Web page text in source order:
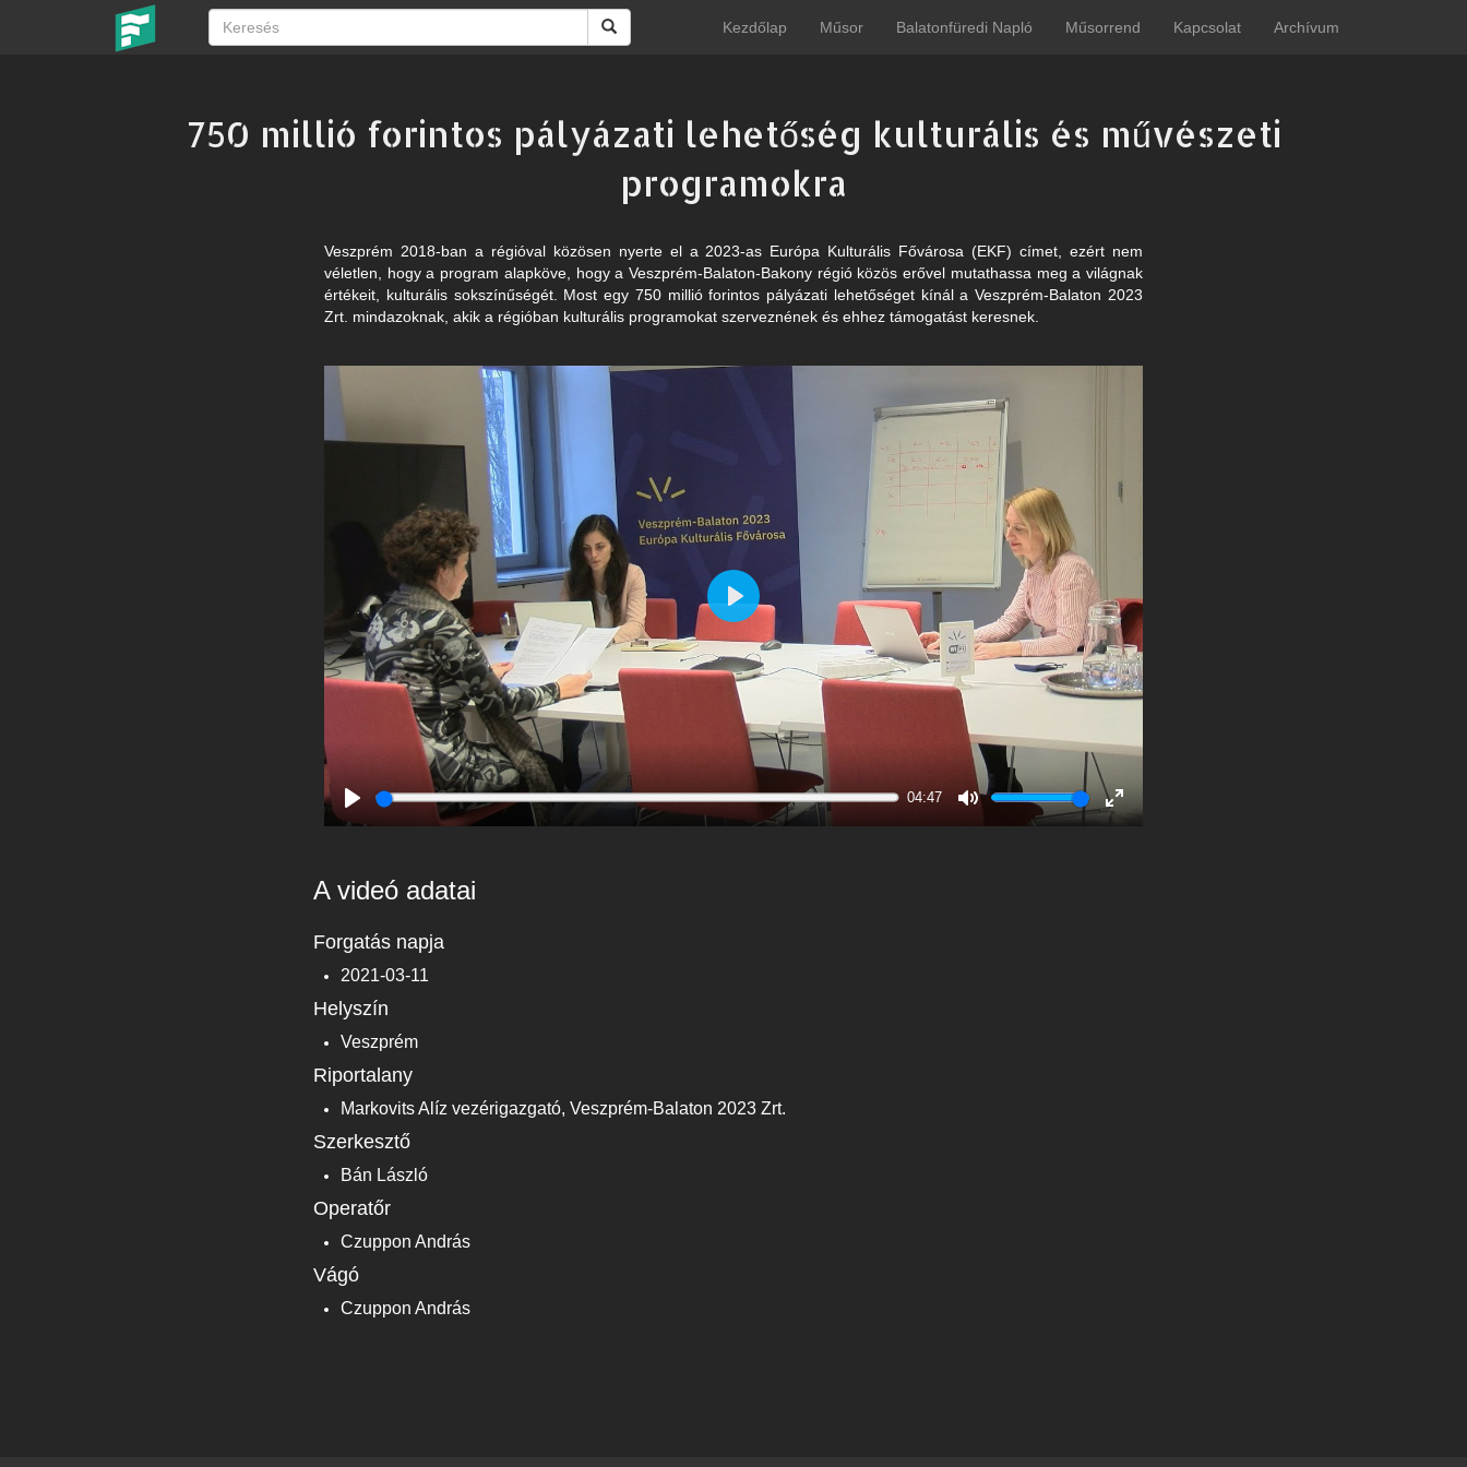
Kezdőlap Műsor Balatonfüredi Napló Műsorrend Kapcsolat Archívum
750 millió forintos pályázati lehetőség kulturális és művészeti
programokra
Veszprém 2018-ban a régióval közösen nyerte el a 2023-as Európa Kulturális Fővárosa (EKF) címet, ezért nem
véletlen, hogy a program alapköve, hogy a Veszprém-Balaton-Bakony régió közös erővel mutathassa meg a világnak
értékeit, kulturális sokszínűségét. Most egy 750 millió forintos pályázati lehetőséget kínál a Veszprém-Balaton 2023
Zrt. mindazoknak, akik a régióban kulturális programokat szerveznének és ehhez támogatást keresnek.
Play
04:47
Enter
Play
A videó adatai
Forgatás napja
2021-03-11
Helyszín
Veszprém
Riportalany
Markovits Alíz vezérigazgató, Veszprém-Balaton 2023 Zrt.
Szerkesztő
Bán László
Operatőr
Czuppon András
Vágó
Czuppon András